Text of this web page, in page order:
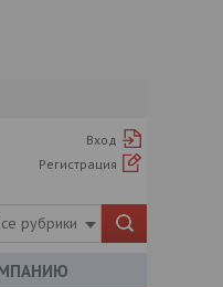
Вход
Регистрация
рубрики